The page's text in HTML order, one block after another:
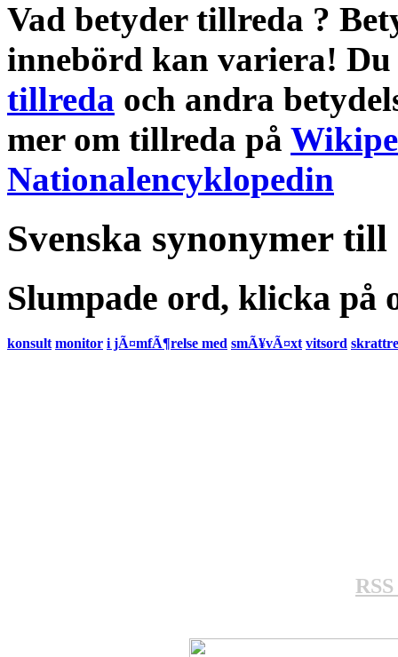
Vad betyder tillreda ?
innebörd kan variera!
tillreda och andra
mer om tillreda på
Nationalencyklopedin
Svenska synonymer
Slumpade ord, klicka på
konsult monitor i jÃ¤mfÃ¶relse med smÃ¥vÃ¤xt vitsord